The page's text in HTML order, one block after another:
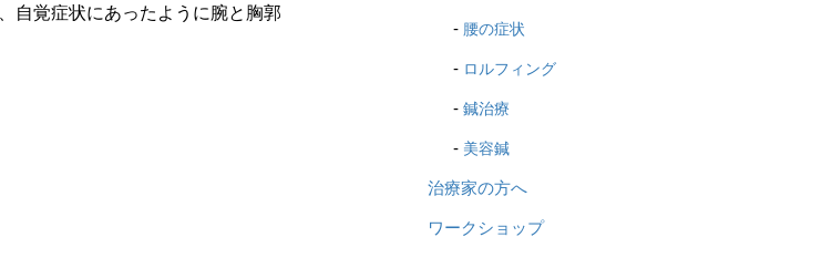
自覚症状にあったように腕と胸郭
腰の症状
ロルフィング
鍼治療
美容鍼
治療家の方へ
ワークショップ